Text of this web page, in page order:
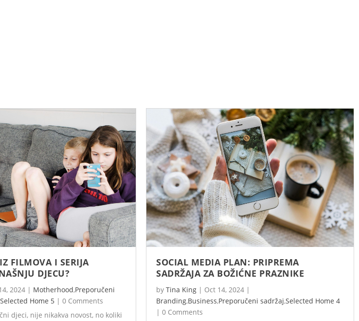
FILMOVA I SERIJA
DJECU?
2024 | Motherhood,Preporučeni
Selected Home 5 | 0 Comments
djeci, nije nikakva novost, no koliki
SOCIAL MEDIA PLAN: PRIPREMA
SADRŽAJA ZA BOŽIĆNE PRAZNIKE
by Tina King | Oct 14, 2024 |
Branding,Business,Preporučeni sadržaj,Selected Home 4
| 0 Comments